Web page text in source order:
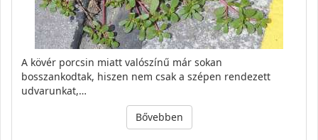
A kövér porcsin miatt valószínű már sokan
bosszankodtak, hiszen nem csak a szépen rendezett
udvarunkat,…
Bővebben